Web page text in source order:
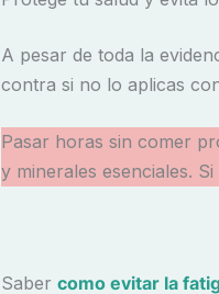
A pesar de toda la
contra si no lo aplicas
Pasar horas sin comer
y minerales esenciales.
Saber como evitar la